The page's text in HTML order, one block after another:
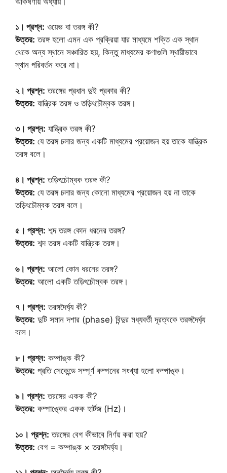
১। প্রশ্ন: ওয়েভ বা তরঙ্গ কী?
উত্তর: তরঙ্গ হলো এমন এক প্রক্রিয়া যার মাধ্যমে শক্তি এক স্থান
থেকে অন্য স্থানে সঞ্চারিত হয়, কিন্তু মাধ্যমের কণাগুলি স্থায়ীভাবে
স্থান পরিবর্তন করে না।
২। প্রশ্ন: তরঙ্গের প্রধান দুই প্রকার কী?
উত্তর: যান্ত্রিক তরঙ্গ ও তড়িৎচৌম্বক তরঙ্গ।
৩। প্রশ্ন: যান্ত্রিক তরঙ্গ কী?
উত্তর: যে তরঙ্গ চলার জন্য একটি মাধ্যমের প্রয়োজন হয় তাকে যান্ত্রিক
তরঙ্গ বলে।
৪। প্রশ্ন: তড়িৎচৌম্বক তরঙ্গ কী?
উত্তর: যে তরঙ্গ চলার জন্য কোনো মাধ্যমের প্রয়োজন হয় না তাকে
তড়িৎচৌম্বক তরঙ্গ বলে।
৫। প্রশ্ন: শব্দ তরঙ্গ কোন ধরনের তরঙ্গ?
উত্তর: শব্দ তরঙ্গ একটি যান্ত্রিক তরঙ্গ।
৬। প্রশ্ন: আলো কোন ধরনের তরঙ্গ?
উত্তর: আলো একটি তড়িৎচৌম্বক তরঙ্গ।
৭। প্রশ্ন: তরঙ্গদৈর্ঘ্য কী?
উত্তর: দুটি সমান দশার (phase) বিন্দুর মধ্যবর্তী দূরত্বকে তরঙ্গদৈর্ঘ্য
বলে।
৮। প্রশ্ন: কম্পাঙ্ক কী?
উত্তর: প্রতি সেকেন্ডে সম্পূর্ণ কম্পনের সংখ্যা হলো কম্পাঙ্ক।
৯। প্রশ্ন: তরঙ্গের একক কী?
উত্তর: কম্পাঙ্কের একক হার্টজ (Hz)।
১০। প্রশ্ন: তরঙ্গের বেগ কীভাবে নির্ণয় করা হয়?
উত্তর: বেগ = কম্পাঙ্ক × তরঙ্গদৈর্ঘ্য।